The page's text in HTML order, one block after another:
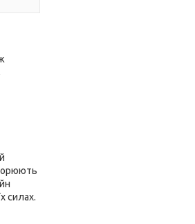
силах.